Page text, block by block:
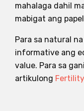
mahalaga dahil
mabigat ang
Para sa natural
informative ang
value. Para sa
artikulong